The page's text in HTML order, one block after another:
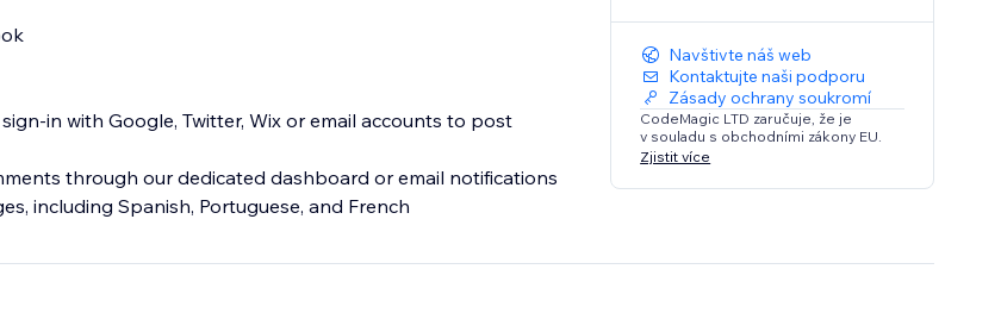
in with Google, Twitter, Wix or email accounts to post
through our dedicated dashboard or email notifications
Navštivte náš web
Kontaktujte naši podporu
Zásady ochrany soukromí
CodeMagic LTD zaručuje, že je
v souladu s obchodními zákony EU.
Zjistit více